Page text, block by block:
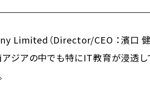
Limited（Director/CEO ：濱口 健
アジアの中でも特にIT教育が浸透